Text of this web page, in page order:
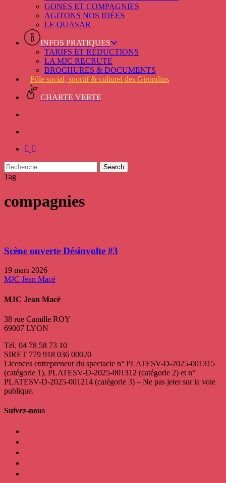
GONES ET COMPAGNIES
AGITONS NOS IDÉES
LE QUASAR
INFOS PRATIQUES
TARIFS ET RÉDUCTIONS
LA MJC RECRUTE
BROCHURES & DOCUMENTS
Pôle social, sportif & culturel des Girondins
CHARTE VERTE
facebook
instagram
Search
Close
Tag
compagnies
Scène ouverte Désinvolte #3
19 mars 2026
MJC Jean Macé
MJC Jean Macé
38 rue Camille ROY
69007 LYON
Tél. 04 78 58 73 10
SIRET 779 918 036 00020
Licences entrepreneur du spectacle n° PLATESV-D-2025-001315
(catégorie 1), PLATESV-D-2025-001312 (catégorie 2) et n°
PLATESV-D-2025-001214 (catégorie 3) – Ne pas jeter sur la voie
publique.
Suivez-nous